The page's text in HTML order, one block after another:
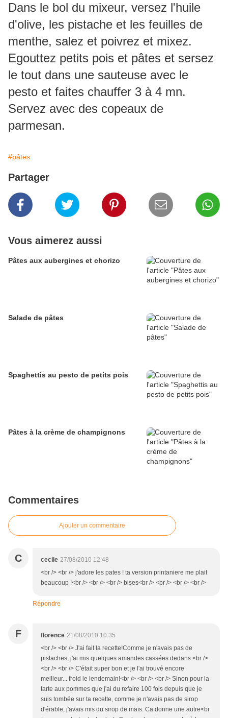
Dans le bol du mixeur, versez l'huile
d'olive, les pistache et les feuilles de
menthe, salez et poivrez et mixez.
Egouttez petits pois et pâtes et sersez
le tout dans une sauteuse avec le
pesto et faites chauffer 3 à 4 mn.
Servez avec des copeaux de
parmesan.
#pâtes
Partager
Vous aimerez aussi
Pâtes aux aubergines et chorizo
Salade de pâtes
Spaghettis au pesto de petits pois
Pâtes à la crème de champignons
Commentaires
Ajouter un commentaire
C cecile 27/08/2010 12:48
<br /> <br /> j'adore les pates ! ta version printaniere me plait
beaucoup !<br /> <br /> <br /> bises<br /> <br /> <br /> <br />
Répondre
F florence 21/08/2010 10:35
<br /> <br /> J'ai fait la recette!Comme je n'avais pas de
pistaches, j'ai mis quelques amandes cassées dedans.<br />
<br /> <br /> C'était super bon et je l'ai trouvé encore
meilleur... froid le lendemain!<br /> <br /> <br /> Sinon pour la
tarte aux pommes que j'ai du refaire 100 fois depuis que je
suis tombée sur ta recette, comme je n'avais pas de sirop
d'érable, j'avais mis du sirop de maïs. Ca donne une autre<br